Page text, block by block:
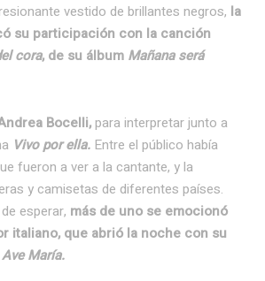
vestido de brillantes negros, la
su participación con la canción
cora, de su álbum Mañana será
Bocelli, para interpretar junto a
Vivo por ella. Entre el público había
fueron a ver a la cantante, y la
y camisetas de diferentes países.
esperar, más de uno se emocionó
italiano, que abrió la noche con su
Ave María.